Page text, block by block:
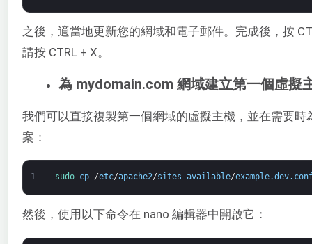
之後，適當地更新您的網域和電子郵件。完成後，按
請按 CTRL + X。
為 mydomain.com 網域建立第一個虛擬
我們可以直接複製第一個網域的虛擬主機，並在需要
案：
1 sudo cp /etc/apache2/sites -available/example.dev.
然後，使用以下命令在 nano 編輯器中開啟它：